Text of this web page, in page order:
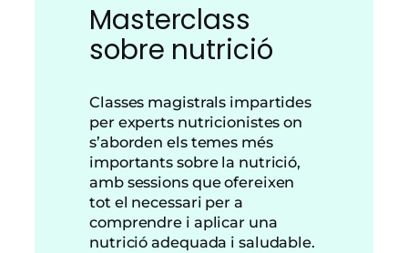
Masterclass
sobre nutrició
Classes magistrals impartides
per experts nutricionistes on
s’aborden els temes més
importants sobre la nutrició,
amb sessions que ofereixen
tot el necessari per a
comprendre i aplicar una
nutrició adequada i saludable.